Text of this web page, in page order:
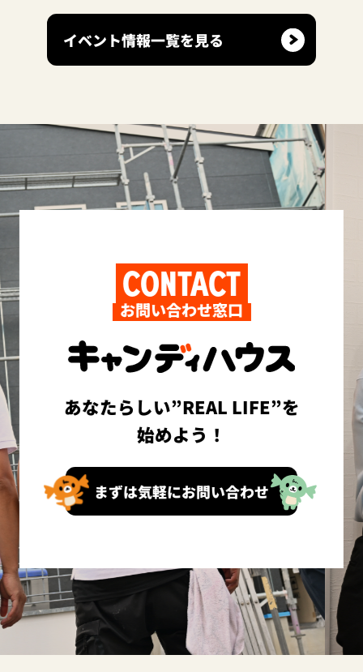
イベント情報一覧を見る
CONTACT
お問い合わせ窓口
あなたらしい”REAL LIFE”を
始めよう！
まずは気軽にお問い合わせ